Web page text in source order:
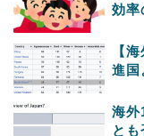
効率
【
進国
海外
と